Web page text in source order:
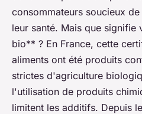
consommateurs soucieux
leur santé. Mais que
bio** ? En France, cette
aliments ont été produits
strictes d'agriculture
l'utilisation de produits
limitent les additifs. Depuis